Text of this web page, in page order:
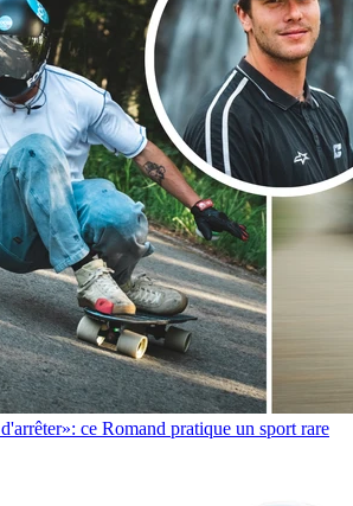
ce Romand pratique un sport rare